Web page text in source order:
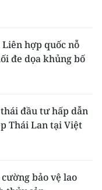
hợp quốc nỗ
đe dọa khủng bố
đầu tư hấp dẫn
Thái Lan tại Việt
bảo vệ lao